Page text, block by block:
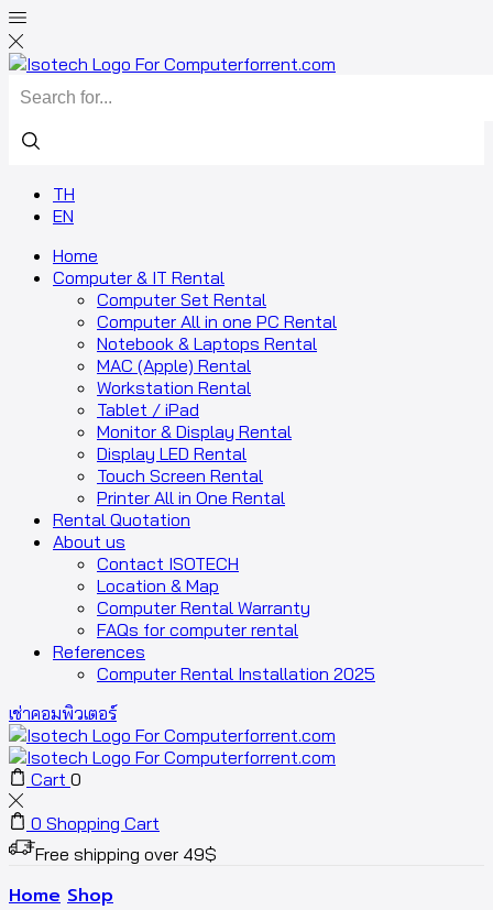
TH
EN
Home
Computer & IT Rental
Computer Set Rental
Computer All in one PC Rental
Notebook & Laptops Rental
MAC (Apple) Rental
Workstation Rental
Tablet / iPad
Monitor & Display Rental
Display LED Rental
Touch Screen Rental
Printer All in One Rental
Rental Quotation
About us
Contact ISOTECH
Location & Map
Computer Rental Warranty
FAQs for computer rental
References
Computer Rental Installation 2025
เช่าคอมพิวเตอร์
Cart 0
0 Shopping Cart
Free shipping over 49$
Home Shop